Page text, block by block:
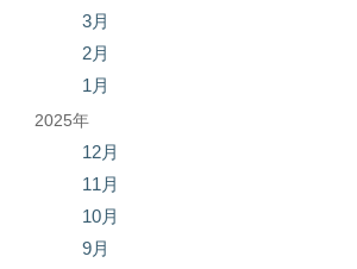
3月
2月
1月
2025年
12月
11月
10月
9月